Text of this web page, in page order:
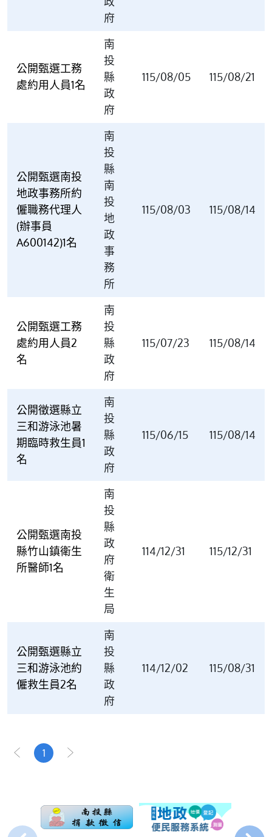
府
公開甄選工務
處約用人員1名
南
投
縣
政
府
115/08/05 115/08/21
公開甄選南投
地政事務所約
僱職務代理人
(辦事員
A600142)1名
南
投
縣
南
投
地
政
事
務
所
115/08/03 115/08/14
公開甄選工務
處約用人員2
名
南
投
縣
政
府
115/07/23 115/08/14
公開徵選縣立
三和游泳池暑
期臨時救生員1
名
南
投
縣
政
府
115/06/15 115/08/14
公開甄選南投
縣竹山鎮衛生
所醫師1名
南
投
縣
政
府
衛
生
局
114/12/31 115/12/31
公開甄選縣立
三和游泳池約
僱救生員2名
南
投
縣
政
府
114/12/02 115/08/31
1